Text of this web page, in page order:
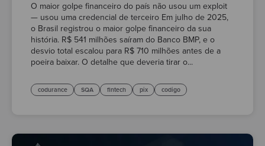
O maior golpe financeiro do país não usou um exploit
— usou uma credencial de terceiro Em julho de 2025,
o Brasil registrou o maior golpe financeiro da sua
história. R$ 541 milhões saíram do Banco BMP, e o
desvio total escalou para R$ 710 milhões antes de a
poeira baixar. O detalhe que deveria tirar o...
codurance SQA fintech pix codigo